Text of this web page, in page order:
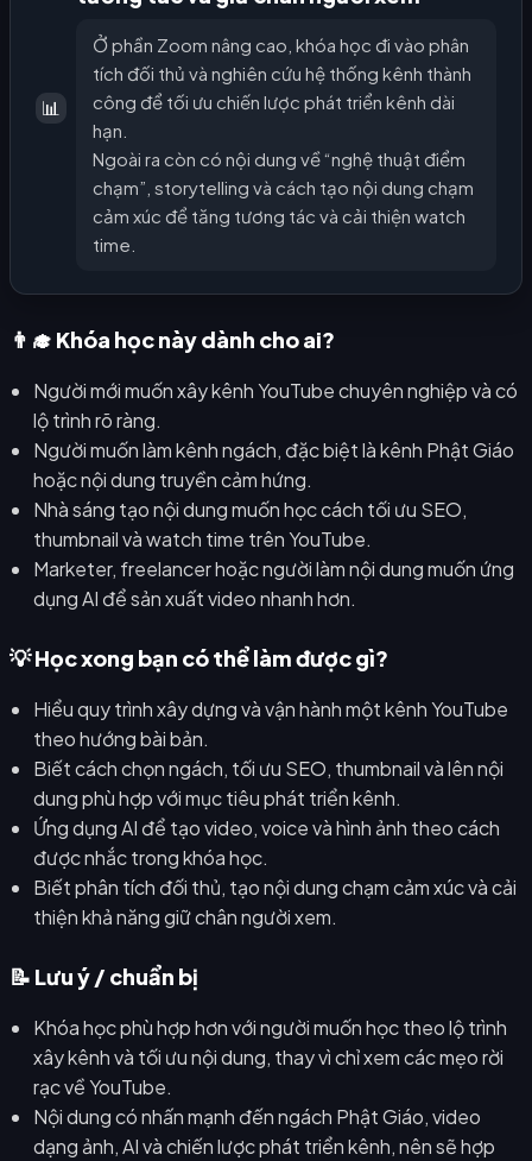
📊
Ở phần Zoom nâng cao, khóa học đi vào phân
tích đối thủ và nghiên cứu hệ thống kênh thành
công để tối ưu chiến lược phát triển kênh dài
hạn.
Ngoài ra còn có nội dung về “nghệ thuật điểm
chạm”, storytelling và cách tạo nội dung chạm
cảm xúc để tăng tương tác và cải thiện watch
time.
👨‍🎓 Khóa học này dành cho ai?
Người mới muốn xây kênh YouTube chuyên nghiệp và có
lộ trình rõ ràng.
Người muốn làm kênh ngách, đặc biệt là kênh Phật Giáo
hoặc nội dung truyền cảm hứng.
Nhà sáng tạo nội dung muốn học cách tối ưu SEO,
thumbnail và watch time trên YouTube.
Marketer, freelancer hoặc người làm nội dung muốn ứng
dụng AI để sản xuất video nhanh hơn.
💡 Học xong bạn có thể làm được gì?
Hiểu quy trình xây dựng và vận hành một kênh YouTube
theo hướng bài bản.
Biết cách chọn ngách, tối ưu SEO, thumbnail và lên nội
dung phù hợp với mục tiêu phát triển kênh.
Ứng dụng AI để tạo video, voice và hình ảnh theo cách
được nhắc trong khóa học.
Biết phân tích đối thủ, tạo nội dung chạm cảm xúc và cải
thiện khả năng giữ chân người xem.
📝 Lưu ý / chuẩn bị
Khóa học phù hợp hơn với người muốn học theo lộ trình
xây kênh và tối ưu nội dung, thay vì chỉ xem các mẹo rời
rạc về YouTube.
Nội dung có nhấn mạnh đến ngách Phật Giáo, video
dạng ảnh, AI và chiến lược phát triển kênh, nên sẽ hợp